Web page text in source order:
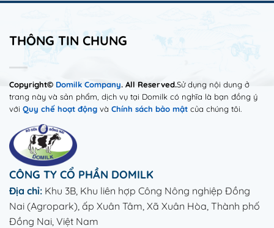
THÔNG TIN CHUNG
Copyright© Domilk Company. All Reserved.Sử dụng nội dung ở
trang này và sản phẩm, dịch vụ tại Domilk có nghĩa là bạn đồng ý
với Quy chế hoạt động và Chính sách bảo mật của chúng tôi.
CÔNG TY CỔ PHẦN DOMILK
Địa chỉ: Khu 3B, Khu liên hợp Công Nông nghiệp Đồng
Nai (Agropark), ấp Xuân Tâm, Xã Xuân Hòa, Thành phố
Đồng Nai, Việt Nam